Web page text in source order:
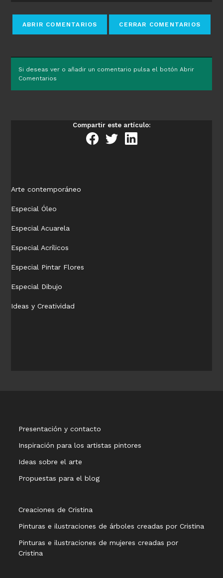
Si deseas ver o añadir un comentario pulsa el botón Abrir
Comentarios
Compartir este artículo:
Arte contemporáneo
Especial Óleo
Especial Acuarela
Especial Acrílicos
Especial Pintar Flores
Especial Dibujo
Ideas y Creatividad
Presentación y contacto
Inspiración para los artistas pintores
Ideas sobre el arte
Propuestas para el blog
Creaciones de Cristina
Pinturas e ilustraciones de árboles creadas por Cristina
Pinturas e ilustraciones de mujeres creadas por
Cristina